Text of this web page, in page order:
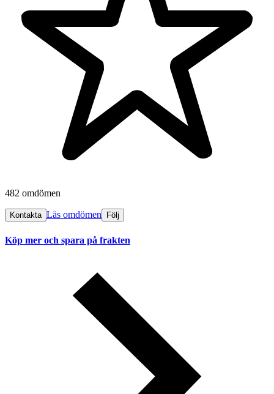
482 omdömen
Kontakta Läs omdömen Följ
Köp mer och spara på frakten